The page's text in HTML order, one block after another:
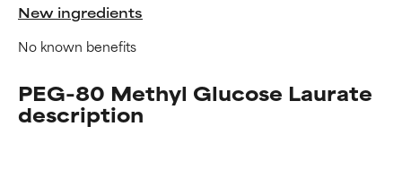
New ingredients
No known benefits
PEG-80 Methyl Glucose Laurate
description